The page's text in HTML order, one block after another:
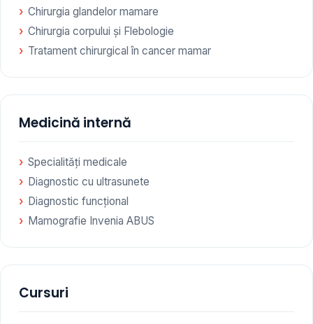
Chirurgia glandelor mamare
Chirurgia corpului și Flebologie
Tratament chirurgical în cancer mamar
Medicină internă
Specialități medicale
Diagnostic cu ultrasunete
Diagnostic funcțional
Mamografie Invenia ABUS
Cursuri